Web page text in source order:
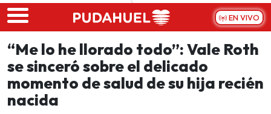
Skip to main content
EN VIVO
“Me lo he llorado todo”: Vale Roth
se sinceró sobre el delicado
momento de salud de su hija recién
nacida